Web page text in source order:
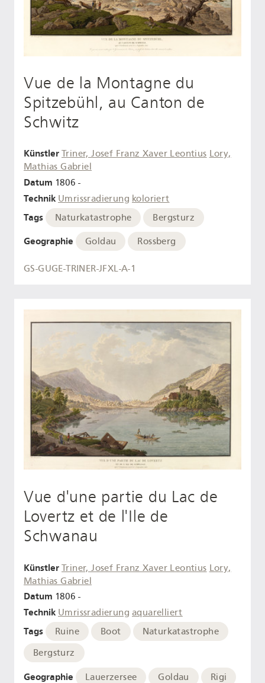
Vue de la Montagne du
Spitzebühl, au Canton de
Schwitz
Künstler Triner, Josef Franz Xaver Leontius Lory,
Mathias Gabriel
Datum 1806 -
Technik Umrissradierung koloriert
Tags Naturkatastrophe Bergsturz
Geographie Goldau Rossberg
GS-GUGE-TRINER-JFXL-A-1
Vue d'une partie du Lac de
Lovertz et de l'Ile de
Schwanau
Künstler Triner, Josef Franz Xaver Leontius Lory,
Mathias Gabriel
Datum 1806 -
Technik Umrissradierung aquarelliert
Tags Ruine Boot
Naturkatastrophe
Bergsturz
Geographie Lauerzersee Goldau Rigi